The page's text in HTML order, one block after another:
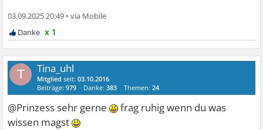
03.09.2025 20:49 •
x 1
T Tina_uhl
Mitglied seit:03.10.2016
Beiträge:979 Danke:383 Themen:24
@Prinzess sehr gerne
frag ruhig wenn du was
wissen magst